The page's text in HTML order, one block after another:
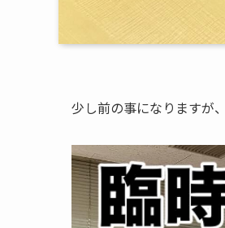
少し前の事になりますが